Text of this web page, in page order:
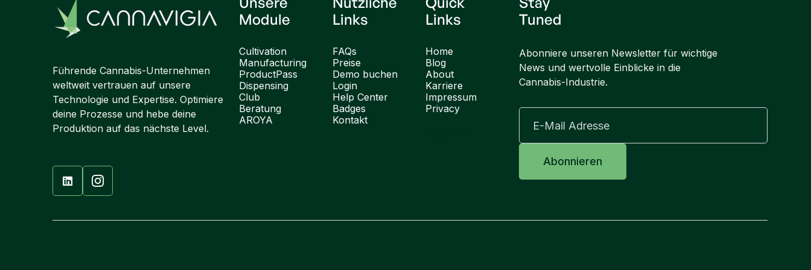
Führende Cannabis-Unternehmen
weltweit vertrauen auf unsere
Technologie und Expertise. Optimiere
deine Prozesse und hebe deine
Produktion auf das nächste Level.

Module
Cultivation
Manufacturing
ProductPass
Dispensing
Club
Beratung
AROYA
Links
FAQs
Preise
Demo buchen
Login
Help Center
Badges
Kontakt
Links
Home
Blog
About
Karriere
Impressum
Privacy
Tuned
Abonniere unseren Newsletter für wichtige
News und wertvolle Einblicke in die
Cannabis-Industrie.